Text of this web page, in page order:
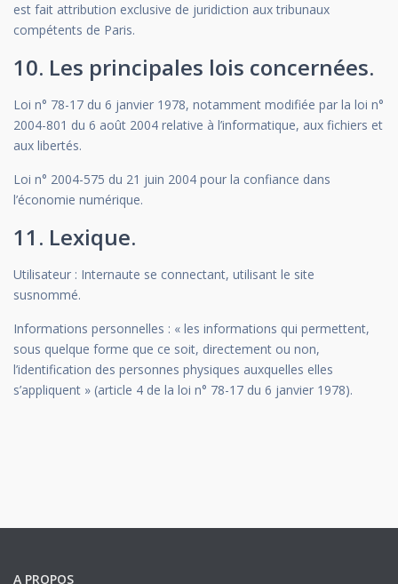
est fait attribution exclusive de juridiction aux tribunaux
compétents de Paris.
10. Les principales lois concernées.
Loi n° 78-17 du 6 janvier 1978, notamment modifiée par la loi n°
2004-801 du 6 août 2004 relative à l’informatique, aux fichiers et
aux libertés.
Loi n° 2004-575 du 21 juin 2004 pour la confiance dans
l’économie numérique.
11. Lexique.
Utilisateur : Internaute se connectant, utilisant le site
susnommé.
Informations personnelles : « les informations qui permettent,
sous quelque forme que ce soit, directement ou non,
l’identification des personnes physiques auxquelles elles
s’appliquent » (article 4 de la loi n° 78-17 du 6 janvier 1978).
A PROPOS